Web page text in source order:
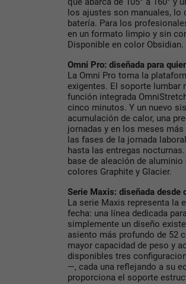
los ajustes son manuales, lo
batería. Para los
en un formato limpio y sin
Disponible en color Obsidian.
Omni Pro: diseñada para
La Omni Pro toma la
exigentes. El soporte lumbar
función integrada
cinco minutos. Y un nuevo
acumulación de calor, una
jornadas y en los meses
las fases de la jornada
hasta las entregas
base de aleación de
colores Graphite y Glacier.
Serie Maxis: diseñada desde
La serie Maxis representa la
fecha: una línea dedicada
simplemente un diseño
asiento más profundo de 52
mayor capacidad de peso y
disponibles tres
—, cada una reflejando a su
proporciona el soporte